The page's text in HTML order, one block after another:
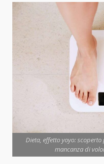
Dieta, effetto yoyo:
mancanza di